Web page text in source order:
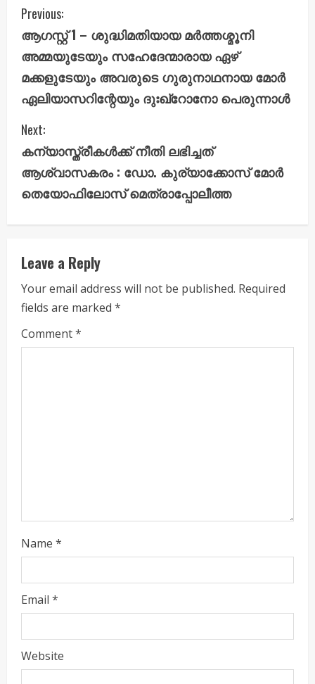
C
o
n
t
i
n
u
e
R
e
a
d
Previous:
ആഗസ്റ്റ് 1 – ശുദ്ധിമതിയായ മർത്തശ്മൂനി
അമ്മയുടേയും സഹേദേന്മാരായ ഏഴ്
മക്കളുടേയും അവരുടെ ഗുരുനാഥനായ മോർ
ഏലിയാസറിന്റേയും ദുഃഖ്റോനോ പെരുന്നാൾ
Next:
കന്യാസ്ത്രീകൾക്ക് നീതി ലഭിച്ചത്
ആശ്വാസകരം : ഡോ. കുര്യാക്കോസ് മോർ
തെയോഫിലോസ് മെത്രാപ്പോലീത്ത
Leave a Reply
Your email address will not be published. Required
fields are marked *
Comment*
Name *
Email *
Website